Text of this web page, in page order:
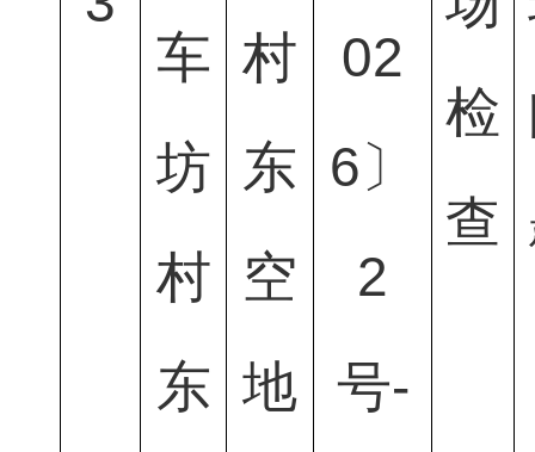
车
坊
村
东
村
东
空
地
02
6〕
2
号-
检
查